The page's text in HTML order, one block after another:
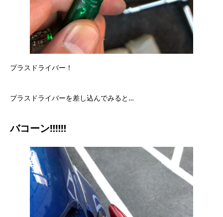
プラスドライバー！
プラスドライバーを差し込んでみると…
バコーン‼︎‼︎‼︎